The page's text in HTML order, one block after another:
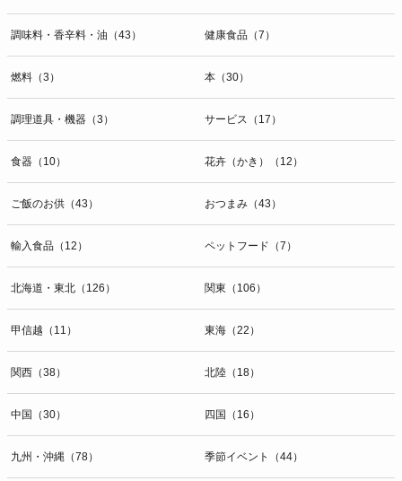
調味料・香辛料・油（43） 健康食品（7）
燃料（3） 本（30）
調理道具・機器（3） サービス（17）
食器（10） 花卉（かき）（12）
ご飯のお供（43） おつまみ（43）
輸入食品（12） ペットフード（7）
北海道・東北（126） 関東（106）
甲信越（11） 東海（22）
関西（38） 北陸（18）
中国（30） 四国（16）
九州・沖縄（78） 季節イベント（44）